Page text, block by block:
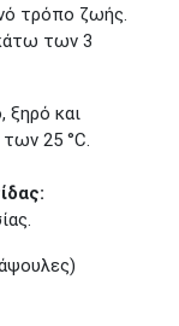
τρόπο ζωής.
κάτω των 3
ξηρό και
25 °C.